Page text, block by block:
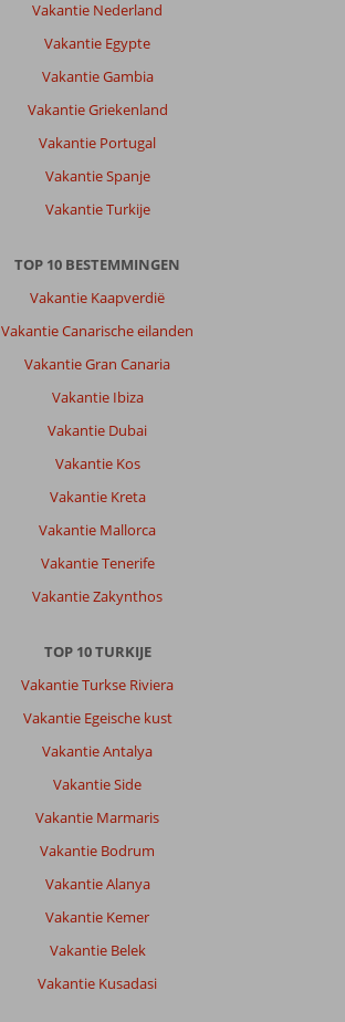
Vakantie Nederland
Vakantie Egypte
Vakantie Gambia
Vakantie Griekenland
Vakantie Portugal
Vakantie Spanje
Vakantie Turkije
TOP 10 BESTEMMINGEN
Vakantie Kaapverdië
Vakantie Canarische eilanden
Vakantie Gran Canaria
Vakantie Ibiza
Vakantie Dubai
Vakantie Kos
Vakantie Kreta
Vakantie Mallorca
Vakantie Tenerife
Vakantie Zakynthos
TOP 10 TURKIJE
Vakantie Turkse Riviera
Vakantie Egeische kust
Vakantie Antalya
Vakantie Side
Vakantie Marmaris
Vakantie Bodrum
Vakantie Alanya
Vakantie Kemer
Vakantie Belek
Vakantie Kusadasi